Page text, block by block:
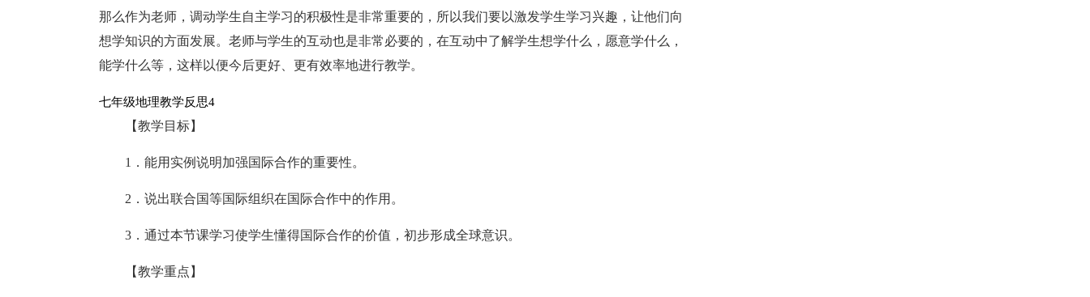
那么作为老师，调动学生自主学习的积极性是非常重要的，所以我们要以激发学生学习兴趣，让他们向
想学知识的方面发展。老师与学生的互动也是非常必要的，在互动中了解学生想学什么，愿意学什么，
能学什么等，这样以便今后更好、更有效率地进行教学。
七年级地理教学反思4
【教学目标】
1．能用实例说明加强国际合作的重要性。
2．说出联合国等国际组织在国际合作中的作用。
3．通过本节课学习使学生懂得国际合作的价值，初步形成全球意识。
【教学重点】